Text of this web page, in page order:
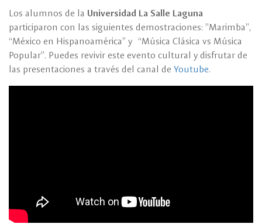
Los alumnos de la Universidad La Salle Laguna
participaron con las siguientes demostraciones: ”Marimba”,
“México en Hispanoamérica” y “Música Clásica vs Música
Popular”. Puedes revivir este evento cultural y disfrutar de
las presentaciones a través del canal de Youtube.